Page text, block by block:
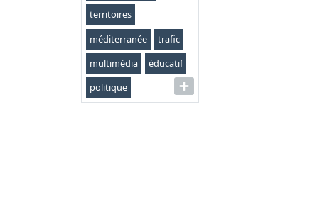
territoires
méditerranée
trafic
multimédia
éducatif
politique